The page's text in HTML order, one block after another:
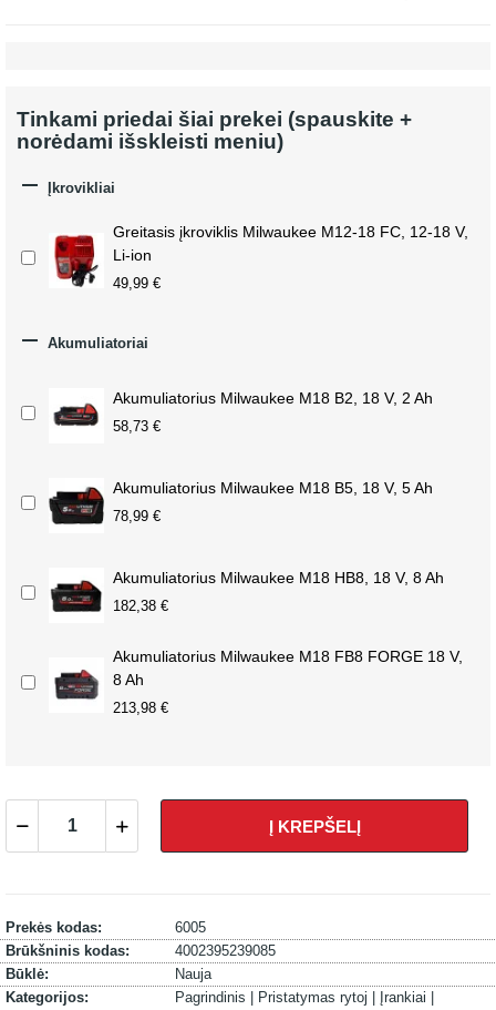
Tinkami priedai šiai prekei (spauskite +
norėdami išskleisti meniu)
 Įkrovikliai
Greitasis įkroviklis Milwaukee M12-18 FC, 12-18 V,
Li-ion
49,99 €
 Akumuliatoriai
Akumuliatorius Milwaukee M18 B2, 18 V, 2 Ah
58,73 €
Akumuliatorius Milwaukee M18 B5, 18 V, 5 Ah
78,99 €
Akumuliatorius Milwaukee M18 HB8, 18 V, 8 Ah
182,38 €
Akumuliatorius Milwaukee M18 FB8 FORGE 18 V,
8 Ah
213,98 €
Į KREPŠELĮ
Prekės kodas:
6005
Brūkšninis kodas:
4002395239085
Būklė:
Nauja
Kategorijos:
Pagrindinis | Pristatymas rytoj |
Įrankiai |